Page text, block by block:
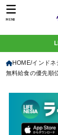
MENU
HOME インドネ
無料給食の優先順